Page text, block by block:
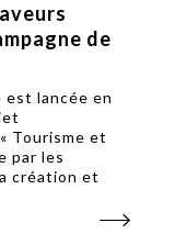
de
est lancée en
Tourisme et
par les
création et